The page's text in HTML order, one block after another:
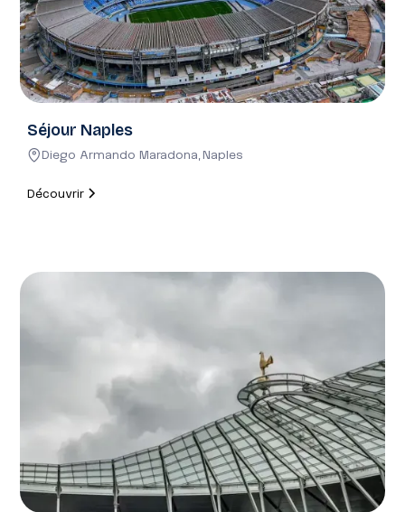
(brasserie chic, table gastronomique, rooftop...).
Séjour Naples
Diego Armando Maradona,Naples
Découvrir